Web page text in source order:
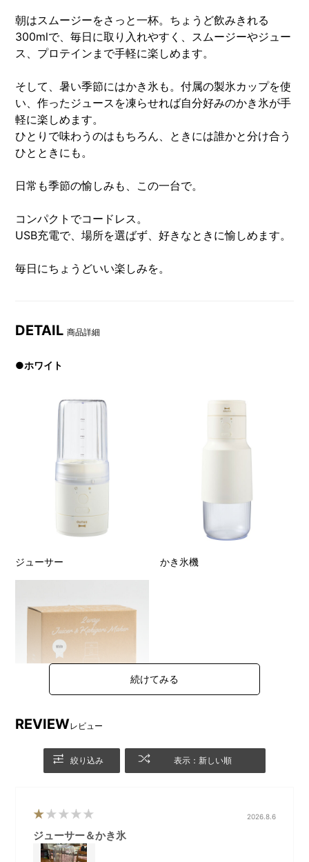
朝はスムージーをさっと一杯。ちょうど飲みきれる
300mlで、毎日に取り入れやすく、スムージーやジュー
ス、プロテインまで手軽に楽しめます。
そして、暑い季節にはかき氷も。付属の製氷カップを使
い、作ったジュースを凍らせれば自分好みのかき氷が手
軽に楽しめます。
ひとりで味わうのはもちろん、ときには誰かと分け合う
ひとときにも。
日常も季節の愉しみも、この一台で。
コンパクトでコードレス。
USB充電で、場所を選ばず、好きなときに愉しめます。
毎日にちょうどいい楽しみを。
DETAIL商品詳細
●ホワイト
ジューサー かき氷機
パッケージ
REVIEWレビュー
絞り込み 表示：新しい順
2026.8.6
ジューサー＆かき氷